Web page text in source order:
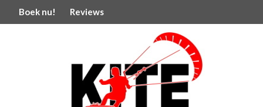
Boek nu! Reviews